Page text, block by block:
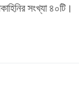
সংখ্যা ৪০টি।